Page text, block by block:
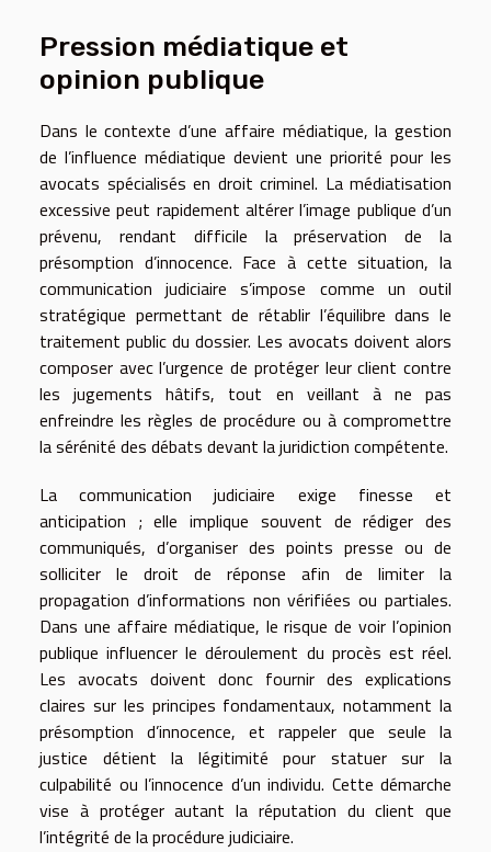
Pression médiatique et
opinion publique
Dans le contexte d’une affaire médiatique, la gestion
de l’influence médiatique devient une priorité pour les
avocats spécialisés en droit criminel. La médiatisation
excessive peut rapidement altérer l’image publique d’un
prévenu, rendant difficile la préservation de la
présomption d’innocence. Face à cette situation, la
communication judiciaire s’impose comme un outil
stratégique permettant de rétablir l’équilibre dans le
traitement public du dossier. Les avocats doivent alors
composer avec l’urgence de protéger leur client contre
les jugements hâtifs, tout en veillant à ne pas
enfreindre les règles de procédure ou à compromettre
la sérénité des débats devant la juridiction compétente.
La communication judiciaire exige finesse et
anticipation ; elle implique souvent de rédiger des
communiqués, d’organiser des points presse ou de
solliciter le droit de réponse afin de limiter la
propagation d’informations non vérifiées ou partiales.
Dans une affaire médiatique, le risque de voir l’opinion
publique influencer le déroulement du procès est réel.
Les avocats doivent donc fournir des explications
claires sur les principes fondamentaux, notamment la
présomption d’innocence, et rappeler que seule la
justice détient la légitimité pour statuer sur la
culpabilité ou l’innocence d’un individu. Cette démarche
vise à protéger autant la réputation du client que
l’intégrité de la procédure judiciaire.